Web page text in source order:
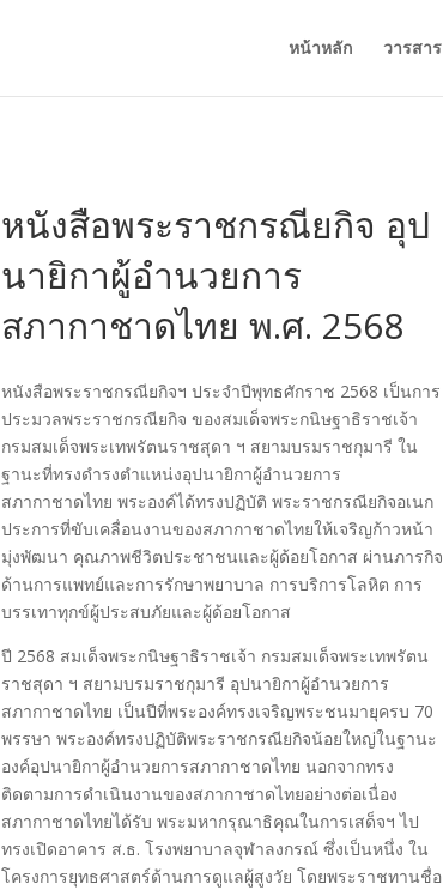
หน้าหลัก วารสาร
หนังสือพระราชกรณียกิจ อุป
นายิกาผู้อำนวยการ
สภากาชาดไทย พ.ศ. 2568
หนังสือพระราชกรณียกิจฯ ประจําปีพุทธศักราช 2568 เป็นการ
ประมวลพระราชกรณียกิจ ของสมเด็จพระกนิษฐาธิราชเจ้า
กรมสมเด็จพระเทพรัตนราชสุดา ฯ สยามบรมราชกุมารี ใน
ฐานะที่ทรงดํารงตําแหน่งอุปนายิกาผู้อํานวยการ
สภากาชาดไทย พระองค์ได้ทรงปฏิบัติ พระราชกรณียกิจอเนก
ประการที่ขับเคลื่อนงานของสภากาชาดไทยให้เจริญก้าวหน้า
มุ่งพัฒนา คุณภาพชีวิตประชาชนและผู้ด้อยโอกาส ผ่านภารกิจ
ด้านการแพทย์และการรักษาพยาบาล การบริการโลหิต การ
บรรเทาทุกข์ผู้ประสบภัยและผู้ด้อยโอกาส
ปี 2568 สมเด็จพระกนิษฐาธิราชเจ้า กรมสมเด็จพระเทพรัตน
ราชสุดา ฯ สยามบรมราชกุมารี อุปนายิกาผู้อํานวยการ
สภากาชาดไทย เป็นปีที่พระองค์ทรงเจริญพระชนมายุครบ 70
พรรษา พระองค์ทรงปฏิบัติพระราชกรณียกิจน้อยใหญ่ในฐานะ
องค์อุปนายิกาผู้อํานวยการสภากาชาดไทย นอกจากทรง
ติดตามการดําเนินงานของสภากาชาดไทยอย่างต่อเนื่อง
สภากาชาดไทยได้รับ พระมหากรุณาธิคุณในการเสด็จฯ ไป
ทรงเปิดอาคาร ส.ธ. โรงพยาบาลจุฬาลงกรณ์ ซึ่งเป็นหนึ่ง ใน
โครงการยุทธศาสตร์ด้านการดูแลผู้สูงวัย โดยพระราชทานชื่อ